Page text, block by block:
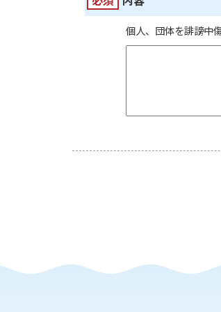
個人、団体を誹謗中